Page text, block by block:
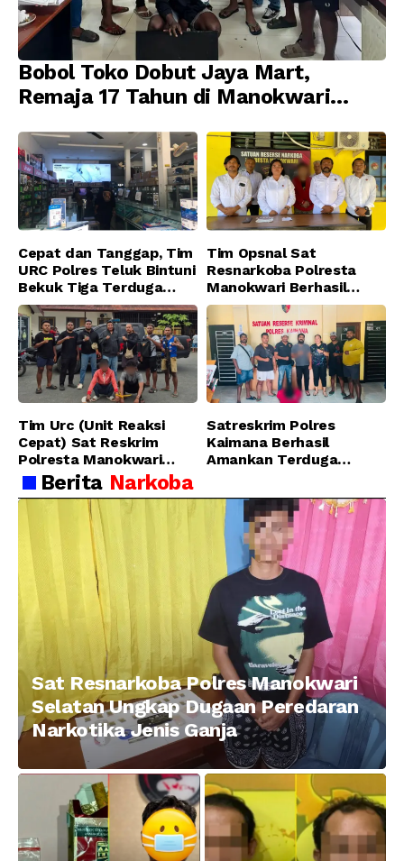
Bobol Toko Dobut Jaya Mart,
Remaja 17 Tahun di Manokwari
Jatanras Polda Papua Barat
Cepat dan Tanggap, Tim
URC Polres Teluk Bintuni
Bekuk Tiga Terduga
Pelaku Pencurian di SMA
Sanawesen
Tim Opsnal Sat
Resnarkoba Polresta
Manokwari Berhasil
Ungkap Kasus Tindak
Pidana Narkotika
Golongan I Jenis Shabu
di SP 4 Distrik Prafi kab.
Manokwari
Tim Urc (Unit Reaksi
Cepat) Sat Reskrim
Polresta Manokwari
Berhasil Tangkap 2
Pelaku Pengeroyokan di
Taman Ria kab.
Manokwari
Satreskrim Polres
Kaimana Berhasil
Amankan Terduga
Menggunakan Senjata
Tajam
Berita Narkoba
Sat Resnarkoba Polres Manokwari
Selatan Ungkap Dugaan Peredaran
Narkotika Jenis Ganja